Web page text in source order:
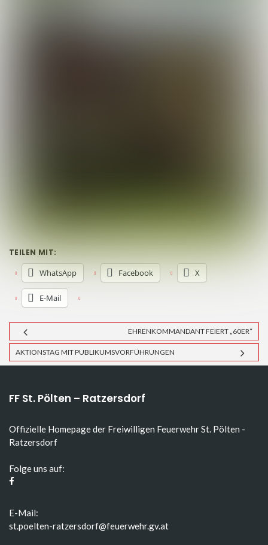
TEILEN MIT:
WhatsApp Facebook X
E-Mail
EHRENKOMMANDANT FEIERT „60ER“
AKTIONSTAG MIT PUBLIKUMSVORFÜHRUNGEN
FF St. Pölten – Ratzersdorf
Offizielle Homepage der Freiwilligen Feuerwehr St. Pölten -
Ratzersdorf
Folge uns auf:
E-Mail:
st.poelten-ratzersdorf@feuerwehr.gv.at